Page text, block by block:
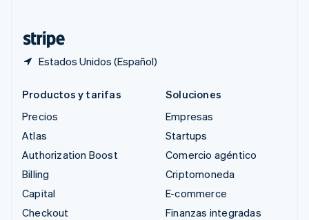
Estados Unidos (Español)
Productos y tarifas
Precios
Atlas
Authorization Boost
Billing
Capital
Checkout
Soluciones
Empresas
Startups
Comercio agéntico
Criptomoneda
E-commerce
Finanzas integradas